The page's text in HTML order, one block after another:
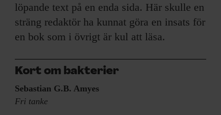
löpande text på en enda sida. Här skulle en
sträng redaktör ha kunnat göra en insats för
en bok som i övrigt är kul att läsa.
Kort om bakterier
Sebastian G.B. Amyes
Fri tanke